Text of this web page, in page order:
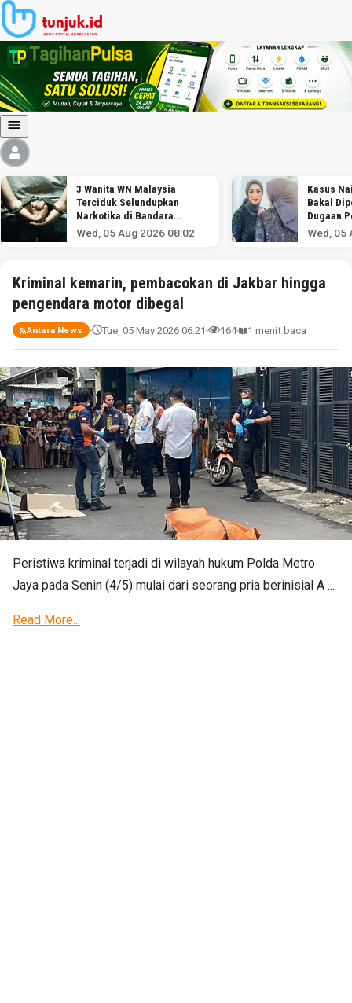
3 Wanita WN Malaysia
Terciduk Selundupkan
Narkotika di Bandara
Soekarno-Hatta
Wed, 05 Aug 2026 08:02
Kasus
Bakal
Dugaan
Wed, 05
Kriminal kemarin, pembacokan di Jakbar hingga
pengendara motor dibegal
Antara News Tue, 05 May 2026 06:21 164 1 menit baca
Peristiwa kriminal terjadi di wilayah hukum Polda Metro
Jaya pada Senin (4/5) mulai dari seorang pria berinisial A ...
Read More...